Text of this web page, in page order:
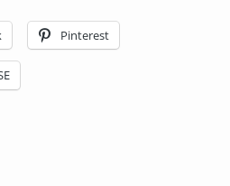
Pinterest